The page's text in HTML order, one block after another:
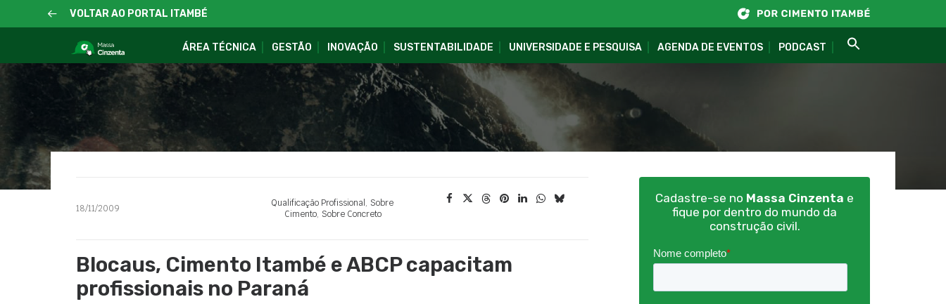
VOLTAR AO PORTAL ITAMBÉ
ÁREA TÉCNICA GESTÃO INOVAÇÃO SUSTENTABILIDADE UNIVERSIDADE E PESQUISA AGENDA DE EVENTOS PODCAST
18/11/2009 Qualificação Profissional , Sobre
Cimento, Sobre Concreto
Blocaus, Cimento Itambé e ABCP capacitam
profissionais no Paraná
Cadastre-se no Massa Cinzenta e
fique por dentro do mundo da
construção civil.